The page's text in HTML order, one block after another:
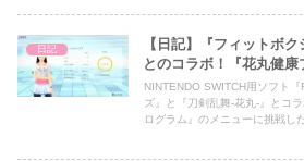
日記
【日記】『フィットボ
とのコラボ！『花丸健康
NINTENDO SWITCH用ソフト
ズ』と『刀剣乱舞-花丸-』とコ
ログラム』のメニューに挑戦し